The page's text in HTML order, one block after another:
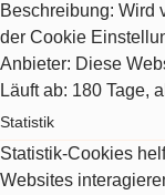
Beschreibung: Wird
der Cookie
Anbieter: Diese
Läuft ab: 180 Tage,
Statistik
Statistik-Cookies
Websites